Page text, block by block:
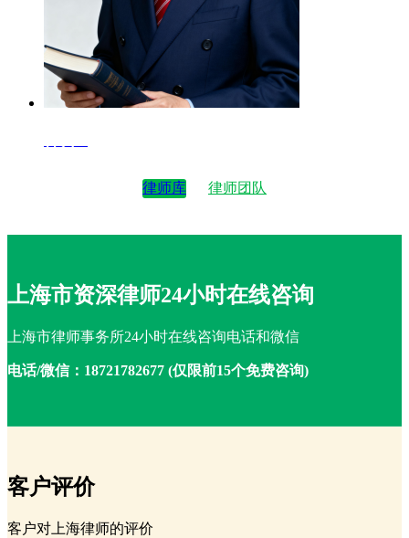
律师库 律师团队
上海市资深律师24小时在线咨询
上海市律师事务所24小时在线咨询电话和微信
电话/微信：18721782677 (仅限前15个免费咨询)
客户评价
客户对上海律师的评价